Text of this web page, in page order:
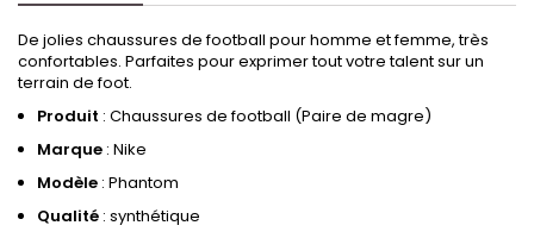
De jolies chaussures de football pour homme et femme, très
confortables. Parfaites pour exprimer tout votre talent sur un
terrain de foot.
Produit : Chaussures de football (Paire de magre)
Marque : Nike
Modèle : Phantom
Qualité : synthétique